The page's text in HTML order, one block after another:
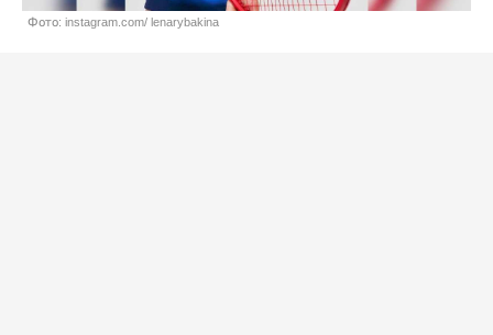
Фото: instagram.com/ lenarybakina